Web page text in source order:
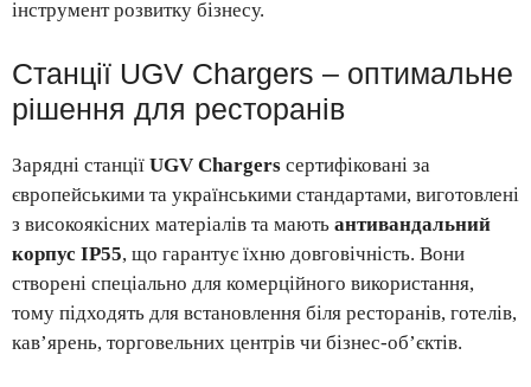
інструмент розвитку бізнесу.
Станції UGV Chargers – оптимальне
рішення для ресторанів
Зарядні станції UGV Chargers сертифіковані за
європейськими та українськими стандартами, виготовлені
з високоякісних матеріалів та мають антивандальний
корпус IP55, що гарантує їхню довговічність. Вони
створені спеціально для комерційного використання,
тому підходять для встановлення біля ресторанів, готелів,
кав’ярень, торговельних центрів чи бізнес-об’єктів.